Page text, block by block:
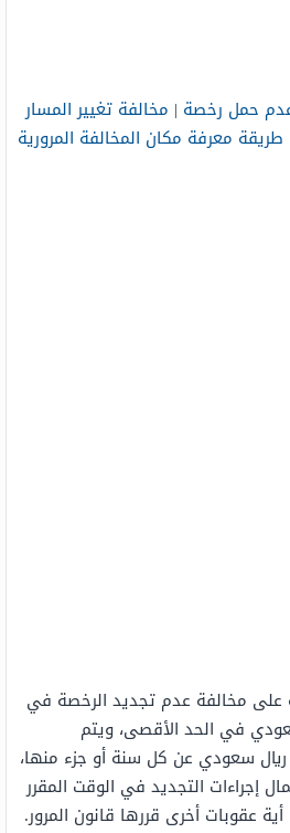
حمل رخصة | مخالفة تغيير المسار
طريقة معرفة مكان المخالفة المرورية
على مخالفة عدم تجديد الرخصة في
300 ريال سعودي في الحد الأقصى، ويتم
احتسابها على أساس 100 ريال سعودي عن كل سنة أو جزء منها،
إجراءات التجديد في الوقت المقرر
عقوبات أخرى قررها قانون المرور.